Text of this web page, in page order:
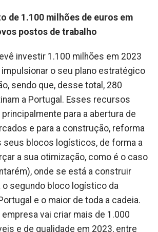
de 1.100 milhões de euros em
postos de trabalho
investir 1.100 milhões em 2023
impulsionar o seu plano estratégico
sendo que, desse total, 280
a Portugal. Esses recursos
para a abertura de
e para a construção, reforma
seus blocos logísticos, de forma a
a sua otimização, como é o caso
onde se está a construir
o segundo bloco logístico da
e o maior de toda a cadeia.
empresa vai criar mais de 1.000
​​e de qualidade em 2023, entre